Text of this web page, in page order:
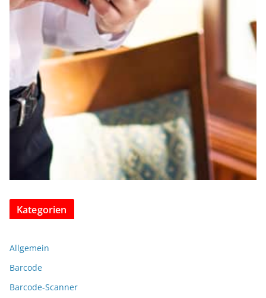
Kategorien
Allgemein
Barcode
Barcode-Scanner